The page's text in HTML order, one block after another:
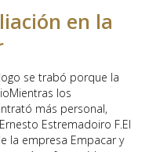
en la
se trabó porque la
los
más personal,
Estremadoiro F.El
la empresa Empacar y